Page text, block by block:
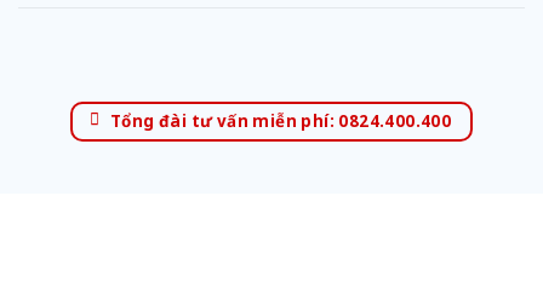
Tổng đài tư vấn miễn phí: 0824.400.400